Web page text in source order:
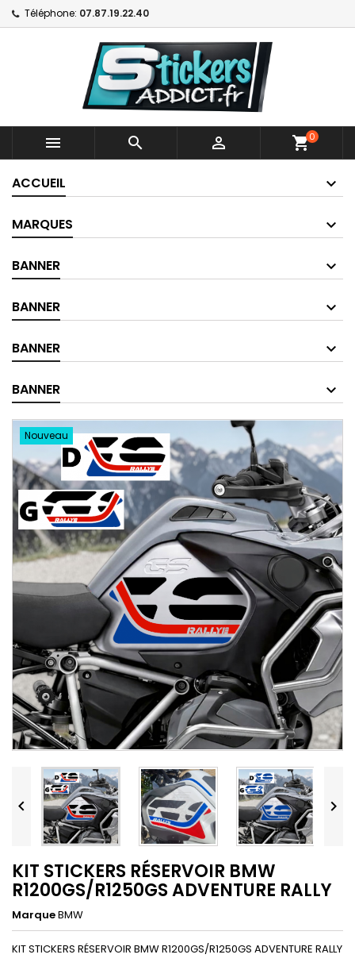
Téléphone: 07.87.19.22.40
   shopping_cart0
ACCUEIL
MARQUES
BANNER
BANNER
BANNER
BANNER
Nouveau
 
KIT STICKERS RÉSERVOIR BMW
R1200GS/R1250GS ADVENTURE RALLY
MarqueBMW
KIT STICKERS RÉSERVOIR BMW R1200GS/R1250GS ADVENTURE RALLY